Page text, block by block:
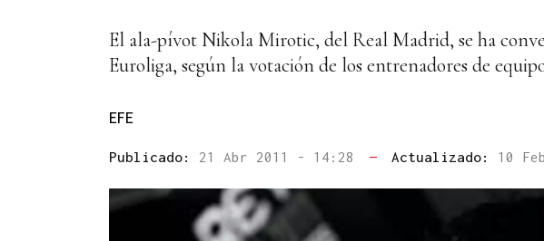
El ala-pívot Nikola Mirotic, del Real Madrid, se ha
Euroliga, según la votación de los entrenadores de
EFE
Publicado: 21 Abr 2011 - 14:28 — Actualizado: 10